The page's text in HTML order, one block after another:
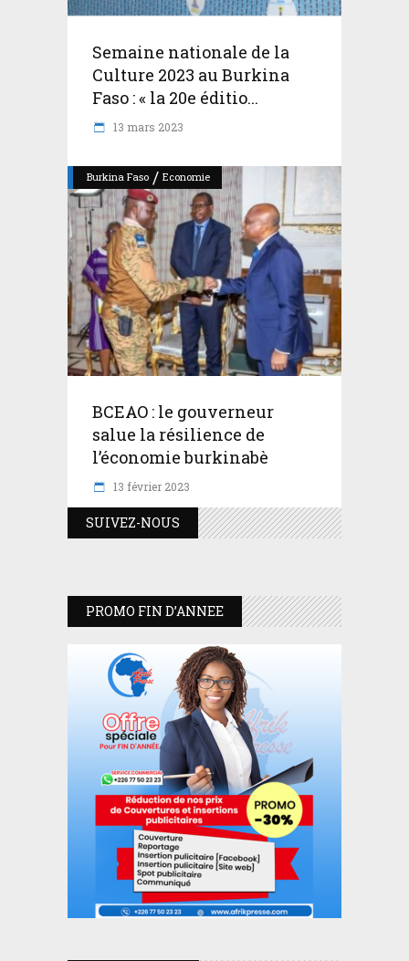
Semaine nationale de la
Culture 2023 au Burkina
Faso : « la 20e éditio...
13 mars 2023
Burkina Faso / Economie
BCEAO : le gouverneur
salue la résilience de
l’économie burkinabè
13 février 2023
SUIVEZ-NOUS
PROMO FIN D’ANNEE